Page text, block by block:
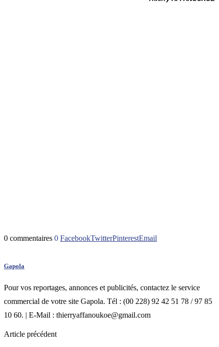
0 commentaires 0 FacebookTwitterPinterestEmail
Gapola
Pour vos reportages, annonces et publicités, contactez le service
commercial de votre site Gapola. Tél : (00 228) 92 42 51 78 / 97 85
10 60. | E-Mail : thierryaffanoukoe@gmail.com
Article précédent